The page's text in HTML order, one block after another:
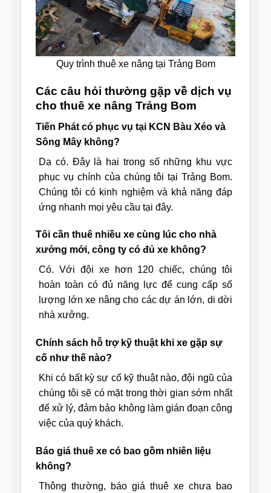
Quy trình thuê xe nâng tại Trảng Bom
Các câu hỏi thường gặp về dịch vụ
cho thuê xe nâng Trảng Bom
Tiến Phát có phục vụ tại KCN Bàu Xéo và
Sông Mây không?
Dạ có. Đây là hai trong số những khu vực
phục vụ chính của chúng tôi tại Trảng Bom.
Chúng tôi có kinh nghiệm và khả năng đáp
ứng nhanh mọi yêu cầu tại đây.
Tôi cần thuê nhiều xe cùng lúc cho nhà
xưởng mới, công ty có đủ xe không?
Có. Với đội xe hơn 120 chiếc, chúng tôi
hoàn toàn có đủ năng lực để cung cấp số
lượng lớn xe nâng cho các dự án lớn, di dời
nhà xưởng.
Chính sách hỗ trợ kỹ thuật khi xe gặp sự
cố như thế nào?
Khi có bất kỳ sự cố kỹ thuật nào, đội ngũ của
chúng tôi sẽ có mặt trong thời gian sớm nhất
để xử lý, đảm bảo không làm gián đoạn công
việc của quý khách.
Báo giá thuê xe có bao gồm nhiên liệu
không?
Thông thường, báo giá thuê xe chưa bao